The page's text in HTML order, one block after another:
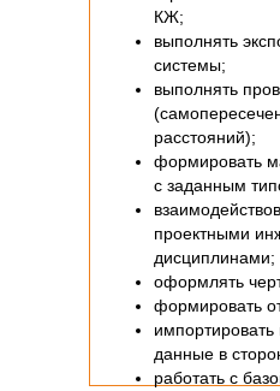
КЖ;
выполнять
системы;
выполнять
расстояний);
формировать
с заданным
проектными
дисциплинами;
оформлять
формировать
импортировать
данные в
работать с